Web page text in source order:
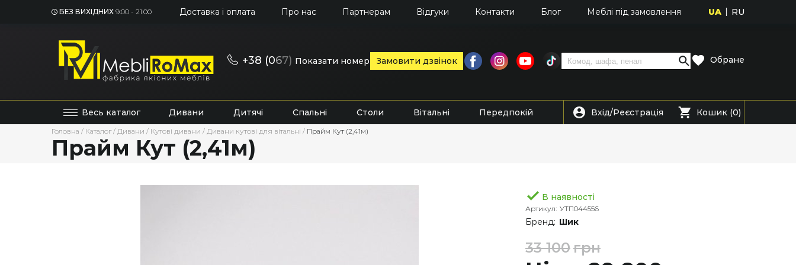
БЕЗ ВИХІДНИХ 9:00 - 21:00 Доставка і оплата Про нас Партнерам Відгуки Контакти Блог Меблі під замовлення UA RU
+38 (067) Показати номер Замовити дзвінок Обране
Весь каталог Дивани Дитячі Спальні Столи Вітальні Передпокій Вхід/Реєстрація Кошик (0)
Головна / Каталог / Дивани / Кутові дивани / Дивани кутові для вітальні / Прайм Кут (2,41м)
Прайм Кут (2,41м)
В наявності
Артикул: УТП044556
Бренд: Шик
33 100грн